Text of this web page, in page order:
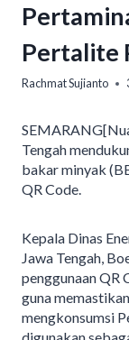
Pertalite
Rachmat Sujianto
Tengah
bakar minyak
QR Code.
Kepala Dinas
Jawa Tengah,
penggunaan QR
guna
mengkonsumsi